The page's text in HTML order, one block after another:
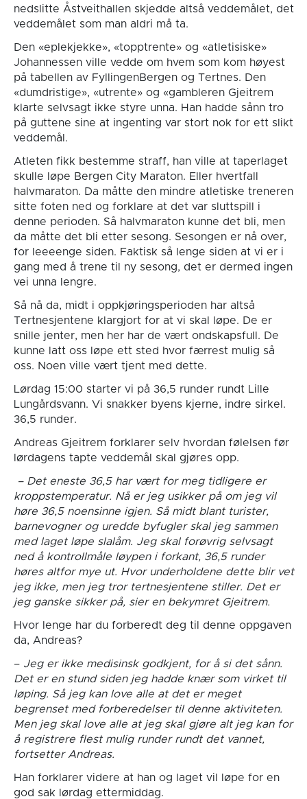
nedslitte Åstveithallen skjedde altså veddemålet, det
veddemålet som man aldri må ta.
Den «eplekjekke», «topptrente» og «atletisiske»
Johannessen ville vedde om hvem som kom høyest
på tabellen av FyllingenBergen og Tertnes. Den
«dumdristige», «utrente» og «gambleren Gjeitrem
klarte selvsagt ikke styre unna. Han hadde sånn tro
på guttene sine at ingenting var stort nok for ett slikt
veddemål.
Atleten fikk bestemme straff, han ville at taperlaget
skulle løpe Bergen City Maraton. Eller hvertfall
halvmaraton. Da måtte den mindre atletiske treneren
sitte foten ned og forklare at det var sluttspill i
denne perioden. Så halvmaraton kunne det bli, men
da måtte det bli etter sesong. Sesongen er nå over,
for leeeenge siden. Faktisk så lenge siden at vi er i
gang med å trene til ny sesong, det er dermed ingen
vei unna lengre.
Så nå da, midt i oppkjøringsperioden har altså
Tertnesjentene klargjort for at vi skal løpe. De er
snille jenter, men her har de vært ondskapsfull. De
kunne latt oss løpe ett sted hvor færrest mulig så
oss. Noen ville vært tjent med dette.
Lørdag 15:00 starter vi på 36,5 runder rundt Lille
Lungårdsvann. Vi snakker byens kjerne, indre sirkel.
36,5 runder.
Andreas Gjeitrem forklarer selv hvordan følelsen før
lørdagens tapte veddemål skal gjøres opp.
– Det eneste 36,5 har vært for meg tidligere er
kroppstemperatur. Nå er jeg usikker på om jeg vil
høre 36,5 noensinne igjen. Så midt blant turister,
barnevogner og uredde byfugler skal jeg sammen
med laget løpe slalåm. Jeg skal forøvrig selvsagt
ned å kontrollmåle løypen i forkant, 36,5 runder
høres altfor mye ut. Hvor underholdene dette blir vet
jeg ikke, men jeg tror tertnesjentene stiller. Det er
jeg ganske sikker på, sier en bekymret Gjeitrem.
Hvor lenge har du forberedt deg til denne oppgaven
da, Andreas?
– Jeg er ikke medisinsk godkjent, for å si det sånn.
Det er en stund siden jeg hadde knær som virket til
løping. Så jeg kan love alle at det er meget
begrenset med forberedelser til denne aktiviteten.
Men jeg skal love alle at jeg skal gjøre alt jeg kan for
å registrere flest mulig runder rundt det vannet,
fortsetter Andreas.
Han forklarer videre at han og laget vil løpe for en
god sak lørdag ettermiddag.